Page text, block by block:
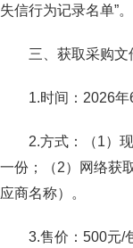
失信行为记录名单”。
三、获取采购文
1.时间：2026
2.方式：（1）
一份；（2）网络获
应商名称）。
3.售价：500元/